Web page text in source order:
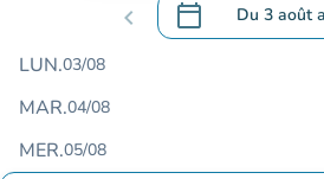
chevron_left calendar_today Du 3 août
.Ouvrir le
LUN.03/08
MAR.04/08
MER.05/08